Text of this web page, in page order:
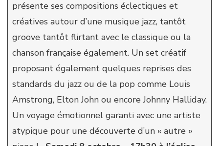
présente ses compositions éclectiques et
créatives autour d’une musique jazz, tantôt
groove tantôt flirtant avec le classique ou la
chanson française également. Un set créatif
proposant également quelques reprises des
standards du jazz ou de la pop comme Louis
Amstrong, Elton John ou encore Johnny Halliday.
Un voyage émotionnel garanti avec une artiste
atypique pour une découverte d’un « autre »